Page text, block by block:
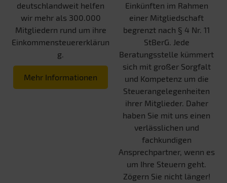
deutschlandweit helfen
wir mehr als 300.000
Mitgliedern rund um ihre
Einkommensteuererklärun
g.
Mehr Informationen
Einkünften im Rahmen
einer Mitgliedschaft
begrenzt nach § 4 Nr. 11
StBerG. Jede
Beratungsstelle kümmert
sich mit großer Sorgfalt
und Kompetenz um die
Steuerangelegenheiten
ihrer Mitglieder. Daher
haben Sie mit uns einen
verlässlichen und
fachkundigen
Ansprechpartner, wenn es
um Ihre Steuern geht.
Zögern Sie nicht länger!